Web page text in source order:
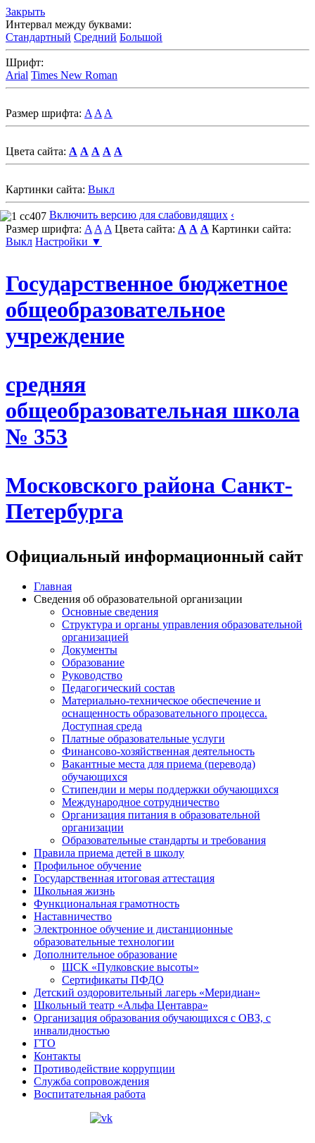
Закрыть
Интервал между буквами:
Стандартный Средний Большой
Шрифт:
Arial Times New Roman
Размер шрифта: A A A
Цвета сайта: A A A A A
Картинки сайта: Выкл
Включить версию для слабовидящих ‹
Размер шрифта: A A A Цвета сайта: A A A Картинки сайта:
Выкл Настройки ▼
Государственное бюджетное
общеобразовательное
учреждение
средняя
общеобразовательная школа
№ 353
Московского района Санкт-
Петербурга
Официальный информационный сайт
Главная
Сведения об образовательной организации
Основные сведения
Структура и органы управления образовательной
организацией
Документы
Образование
Руководство
Педагогический состав
Материально-техническое обеспечение и
оснащенность образовательного процесса.
Доступная среда
Платные образовательные услуги
Финансово-хозяйственная деятельность
Вакантные места для приема (перевода)
обучающихся
Стипендии и меры поддержки обучающихся
Международное сотрудничество
Организация питания в образовательной
организации
Образовательные стандарты и требования
Правила приема детей в школу
Профильное обучение
Государственная итоговая аттестация
Школьная жизнь
Функциональная грамотность
Наставничество
Электронное обучение и дистанционные
образовательные технологии
Дополнительное образование
ШСК «Пулковские высоты»
Сертификаты ПФДО
Детский оздоровительный лагерь «Меридиан»
Школьный театр «Альфа Центавра»
Организация образования обучающихся с ОВЗ, с
инвалидностью
ГТО
Контакты
Противодействие коррупции
Cлужба сопровождения
Воспитательная работа